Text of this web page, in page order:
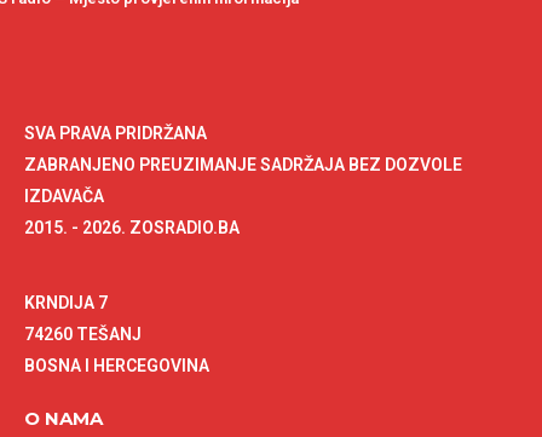
SVA PRAVA PRIDRŽANA
ZABRANJENO PREUZIMANJE SADRŽAJA BEZ DOZVOLE
IZDAVAČA
2015. - 2026. ZOSRADIO.BA
KRNDIJA 7
74260 TEŠANJ
BOSNA I HERCEGOVINA
O NAMA